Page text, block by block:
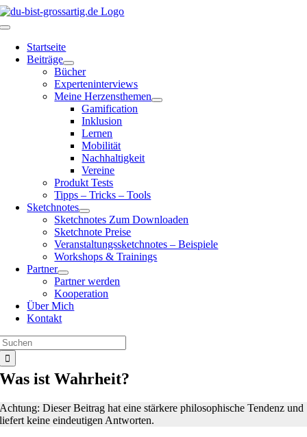
Zum
Inhalt
Toggle
NavigationStartseite
Beiträge
Bücher
Experteninterviews
Meine Herzensthemen
Gamification
Inklusion
Lernen
Mobilität
Nachhaltigkeit
Vereine
Produkt Tests
Tipps – Tricks – Tools
Sketchnotes
Sketchnotes Zum Downloaden
Sketchnote Preise
Veranstaltungssketchnotes – Beispiele
Workshops & Trainings
Partner
Partner werden
Kooperation
Über Mich
Kontakt
Was ist Wahrheit?
Achtung: Dieser Beitrag hat eine stärkere philosophische Tendenz und
liefert keine eindeutigen Antworten.